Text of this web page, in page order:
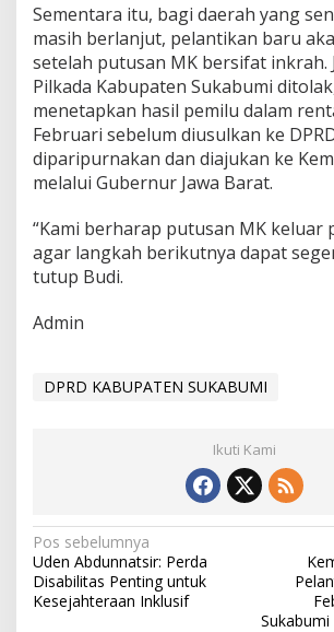
s
a
n
M
K
Sementara itu, bagi daerah yang
masih berlanjut, pelantikan baru
setelah putusan MK bersifat inkrah.
Pilkada Kabupaten Sukabumi
menetapkan hasil pemilu dalam
Februari sebelum diusulkan ke
diparipurnakan dan diajukan ke
melalui Gubernur Jawa Barat.
“Kami berharap putusan MK keluar
agar langkah berikutnya dapat
tutup Budi.
Admin
DPRD KABUPATEN SUKABUMI
Ikuti Kami
N
a
v
Pos sebelumnya
Uden Abdunnatsir: Perda
Disabilitas Penting untuk
Kesejahteraan Inklusif